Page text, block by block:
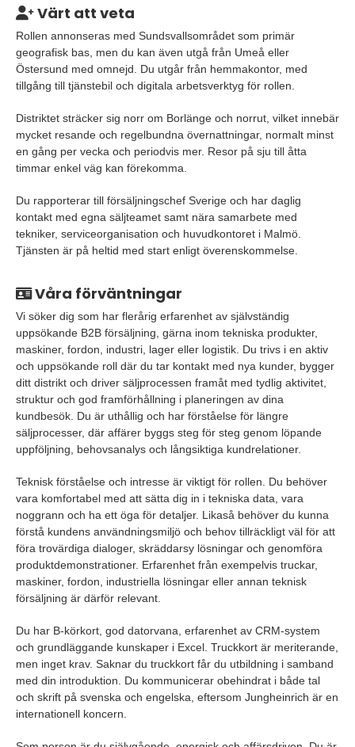
Värt att veta
Rollen annonseras med Sundsvallsområdet som primär
geografisk bas, men du kan även utgå från Umeå eller
Östersund med omnejd. Du utgår från hemmakontor, med
tillgång till tjänstebil och digitala arbetsverktyg för rollen.
Distriktet sträcker sig norr om Borlänge och norrut, vilket innebär
mycket resande och regelbundna övernattningar, normalt minst
en gång per vecka och periodvis mer. Resor på sju till åtta
timmar enkel väg kan förekomma.
Du rapporterar till försäljningschef Sverige och har daglig
kontakt med egna säljteamet samt nära samarbete med
tekniker, serviceorganisation och huvudkontoret i Malmö.
Tjänsten är på heltid med start enligt överenskommelse.
Våra förväntningar
Vi söker dig som har flerårig erfarenhet av självständig
uppsökande B2B försäljning, gärna inom tekniska produkter,
maskiner, fordon, industri, lager eller logistik. Du trivs i en aktiv
och uppsökande roll där du tar kontakt med nya kunder, bygger
ditt distrikt och driver säljprocessen framåt med tydlig aktivitet,
struktur och god framförhållning i planeringen av dina
kundbesök. Du är uthållig och har förståelse för längre
säljprocesser, där affärer byggs steg för steg genom löpande
uppföljning, behovsanalys och långsiktiga kundrelationer.
Teknisk förståelse och intresse är viktigt för rollen. Du behöver
vara komfortabel med att sätta dig in i tekniska data, vara
noggrann och ha ett öga för detaljer. Likaså behöver du kunna
förstå kundens användningsmiljö och behov tillräckligt väl för att
föra trovärdiga dialoger, skräddarsy lösningar och genomföra
produktdemonstrationer. Erfarenhet från exempelvis truckar,
maskiner, fordon, industriella lösningar eller annan teknisk
försäljning är därför relevant.
Du har B-körkort, god datorvana, erfarenhet av CRM-system
och grundläggande kunskaper i Excel. Truckkort är meriterande,
men inget krav. Saknar du truckkort får du utbildning i samband
med din introduktion. Du kommunicerar obehindrat i både tal
och skrift på svenska och engelska, eftersom Jungheinrich är en
internationell koncern.